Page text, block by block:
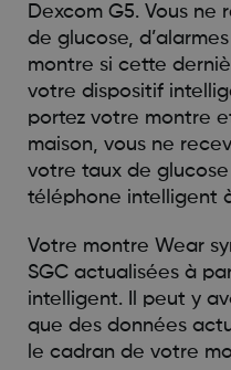
Dexcom G5. Vous ne
de glucose,
montre si cette
votre dispositif
portez votre montre
maison, vous ne
votre taux de glucose
téléphone intelligent
Votre montre Wear
SGC actualisées à
intelligent. Il peut y
que des données
le cadran de votre